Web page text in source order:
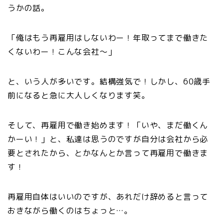
うかの話。
「俺はもう再雇用はしないわー！年取ってまで働きた
くないわー！こんな会社〜」
と、いう人が多いです。結構強気で！しかし、60歳手
前になると急に大人しくなります笑。
そして、再雇用で働き始めます！「いや、まだ働くん
かーい！」と、私達は思うのですが自分は会社から必
要とされたから、とかなんとか言って再雇用で働きま
す！
再雇用自体はいいのですが、あれだけ辞めると言って
おきながら働くのはちょっと…。